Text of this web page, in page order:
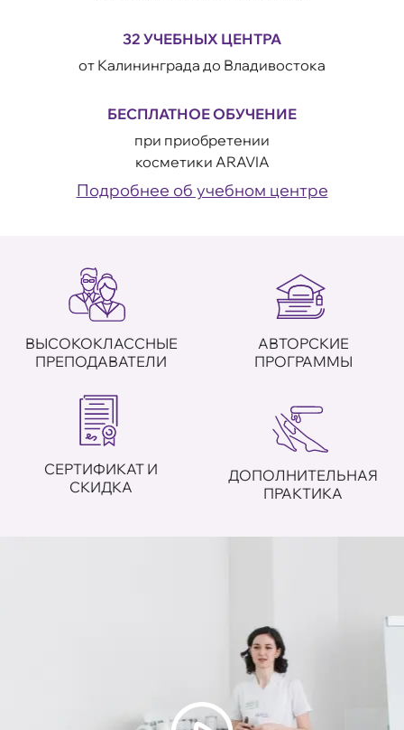
32 УЧЕБНЫХ ЦЕНТРА
от Калининграда до Владивостока
БЕСПЛАТНОЕ ОБУЧЕНИЕ
при приобретении
косметики ARAVIA
Подробнее об учебном центре
ВЫСОКОКЛАССНЫЕ
ПРЕПОДАВАТЕЛИ
АВТОРСКИЕ
ПРОГРАММЫ
СЕРТИФИКАТ И
СКИДКА
ДОПОЛНИТЕЛЬНАЯ
ПРАКТИКА